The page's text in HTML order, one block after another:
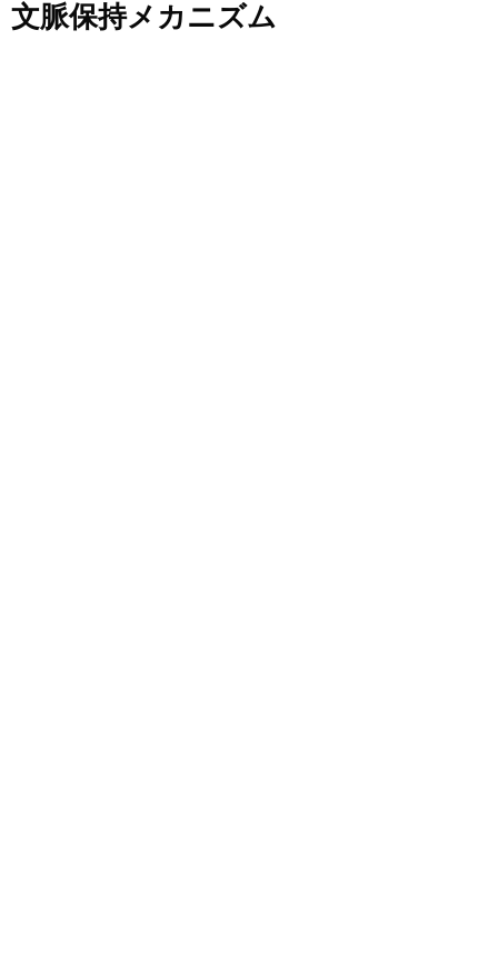
文脈保持メカニズム